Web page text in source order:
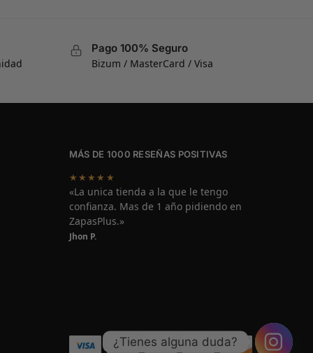
Pago 100% Seguro
Bizum / MasterCard / Visa
MÁS DE 1000 RESEÑAS POSITIVAS
★★★★★
«La unica tienda a la que le tengo
confianza. Mas de 1 año pidiendo en
ZapasPlus.»
Jhon P.
¿Tienes alguna duda?